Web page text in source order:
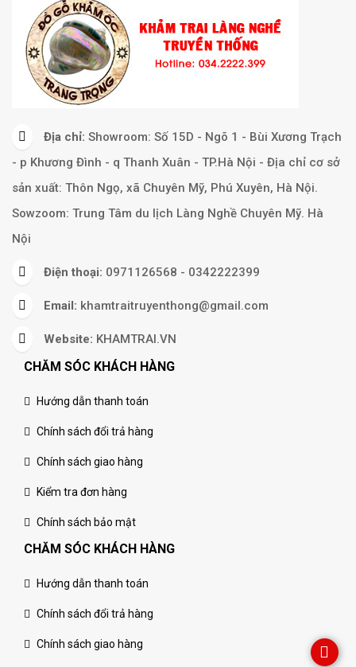
Địa chỉ: Showroom: Số 15D - Ngõ 1 - Bùi Xương Trạch
- p Khương Đình - q Thanh Xuân - TP.Hà Nội - Địa chỉ cơ sở
sản xuất: Thôn Ngọ, xã Chuyên Mỹ, Phú Xuyên, Hà Nội.
Sowzoom: Trung Tâm du lịch Làng Nghề Chuyên Mỹ. Hà
Nội
Điện thoại: 0971126568 - 0342222399
Email: khamtraitruyenthong@gmail.com
Website: KHAMTRAI.VN
CHĂM SÓC KHÁCH HÀNG
Hướng dẫn thanh toán
Chính sách đổi trả hàng
Chính sách giao hàng
Kiểm tra đơn hàng
Chính sách bảo mật
CHĂM SÓC KHÁCH HÀNG
Hướng dẫn thanh toán
Chính sách đổi trả hàng
Chính sách giao hàng